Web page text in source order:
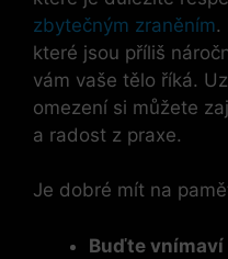
zbytečným zraněním.
které jsou příliš
vám vaše tělo říká.
omezení si můžete
a radost z praxe.
Je dobré mít na
Buďte